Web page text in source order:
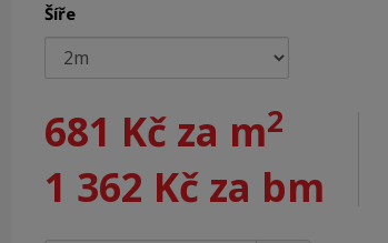
Šíře
681 Kč za m2
1 362 Kč za bm